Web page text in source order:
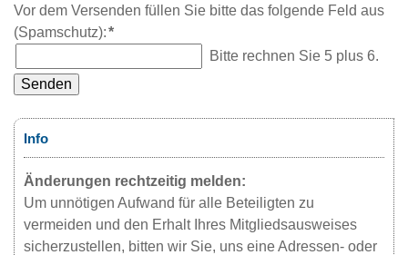
Info
Änderungen rechtzeitig melden:
Um unnötigen Aufwand für alle Beteiligten zu
vermeiden und den Erhalt Ihres Mitgliedsausweises
sicherzustellen, bitten wir Sie, uns eine Adressen- oder
Pflichtfeld
Vor dem Versenden füllen Sie bitte das folgende Feld aus
(Spamschutz):*
Bitte rechnen Sie 5 plus 6.
Senden